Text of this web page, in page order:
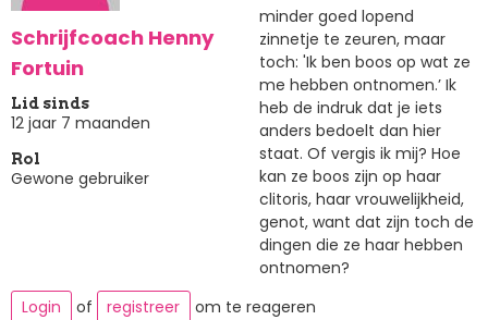
Schrijfcoach Henny
Fortuin
Lid sinds
12 jaar 7 maanden
Rol
Gewone gebruiker
minder goed lopend
zinnetje te zeuren, maar
toch: 'Ik ben boos op wat ze
me hebben ontnomen.’ Ik
heb de indruk dat je iets
anders bedoelt dan hier
staat. Of vergis ik mij? Hoe
kan ze boos zijn op haar
clitoris, haar vrouwelijkheid,
genot, want dat zijn toch de
dingen die ze haar hebben
ontnomen?
Login
of registreer om te reageren